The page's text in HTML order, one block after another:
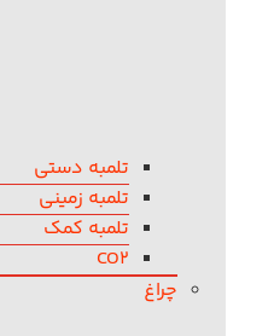
تلمبه دستی
تلمبه زمینی
تلمبه کمک
CO2
چراغ